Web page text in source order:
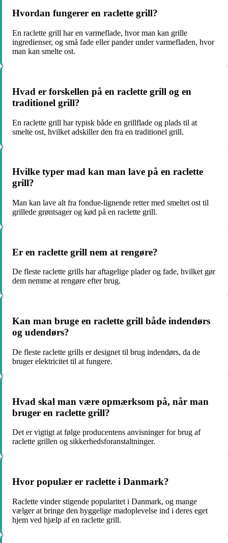
Hvordan fungerer en raclette grill?
En raclette grill har en varmeflade, hvor man kan grille
ingredienser, og små fade eller pander under varmefladen, hvor
man kan smelte ost.
Hvad er forskellen på en raclette grill og en
traditionel grill?
En raclette grill har typisk både en grillflade og plads til at
smelte ost, hvilket adskiller den fra en traditionel grill.
Hvilke typer mad kan man lave på en raclette
grill?
Man kan lave alt fra fondue-lignende retter med smeltet ost til
grillede grøntsager og kød på en raclette grill.
Er en raclette grill nem at rengøre?
De fleste raclette grills har aftagelige plader og fade, hvilket gør
dem nemme at rengøre efter brug.
Kan man bruge en raclette grill både indendørs
og udendørs?
De fleste raclette grills er designet til brug indendørs, da de
bruger elektricitet til at fungere.
Hvad skal man være opmærksom på, når man
bruger en raclette grill?
Det er vigtigt at følge producentens anvisninger for brug af
raclette grillen og sikkerhedsforanstaltninger.
Hvor populær er raclette i Danmark?
Raclette vinder stigende popularitet i Danmark, og mange
vælger at bringe den hyggelige madoplevelse ind i deres eget
hjem ved hjælp af en raclette grill.